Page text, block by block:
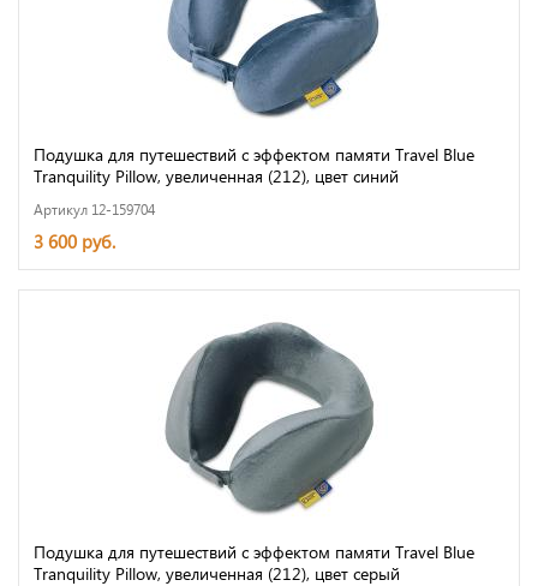
Подушка для путешествий с эффектом памяти Travel Blue
Tranquility Pillow, увеличенная (212), цвет синий
Артикул 12-159704
3 600 руб.
Подушка для путешествий с эффектом памяти Travel Blue
Tranquility Pillow, увеличенная (212), цвет серый